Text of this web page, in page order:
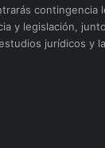
contingencia
y legislación,
jurídicos y